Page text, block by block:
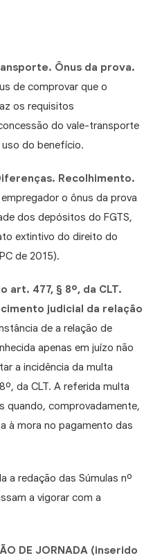
Ônus da prova.
de comprovar que o
os requisitos
do vale-transporte
do benefício.
Recolhimento.
o ônus da prova
dos depósitos do FGTS,
extintivo do direito do
de 2015).
art. 477, § 8º, da CLT.
judicial da relação
de a relação de
apenas em juízo não
a incidência da multa
da CLT. A referida multa
quando, comprovadamente,
à mora no pagamento das
a redação das Súmulas nº
a vigorar com a
DE JORNADA (inserido